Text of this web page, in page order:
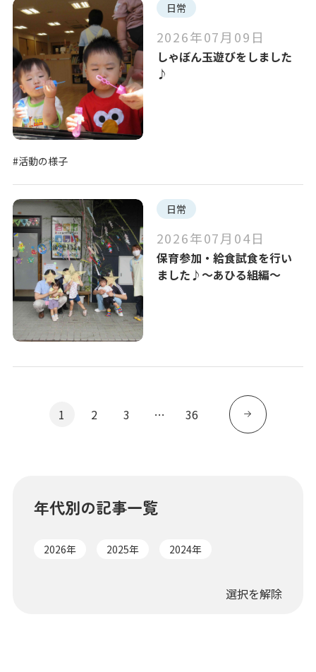
日常
2026年07月09日
しゃぼん玉遊びをしました
♪
#活動の様子
日常
2026年07月04日
保育参加・給食試食を行い
ました♪～あひる組編～
1 2 3 … 36
年代別の記事一覧
2026年 2025年 2024年
選択を解除